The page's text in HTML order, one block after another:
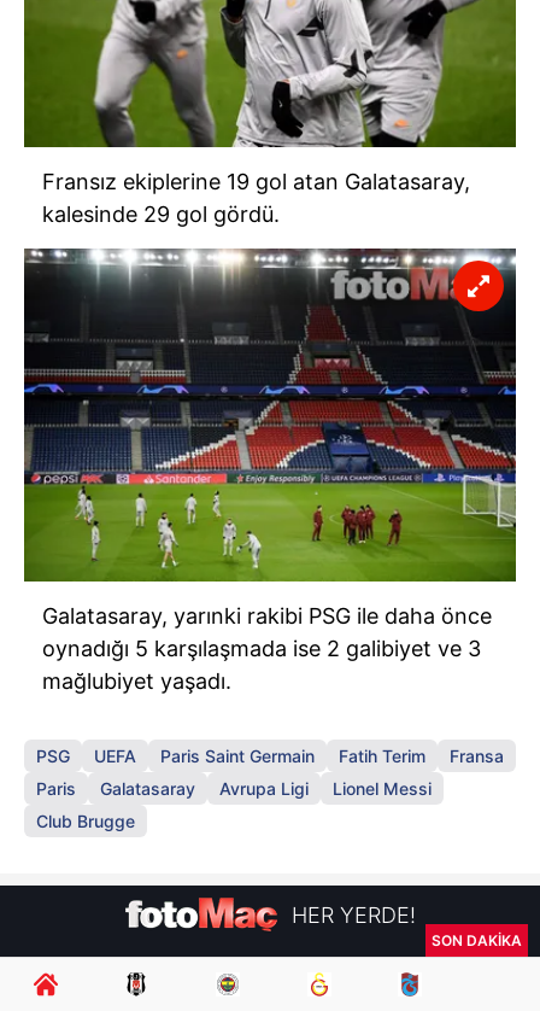
Fransız ekiplerine 19 gol atan Galatasaray,
kalesinde 29 gol gördü.
Galatasaray, yarınki rakibi PSG ile daha önce
oynadığı 5 karşılaşmada ise 2 galibiyet ve 3
mağlubiyet yaşadı.
PSG UEFA Paris Saint Germain Fatih Terim
Fransa
Paris
Galatasaray Avrupa Ligi
Lionel Messi
Club Brugge
HER YERDE!
Fenerbahçeli yıldız prensipte anlaşmaya vardı! İşte Yıldırım’ın transfer talebi
SON DAKİKA